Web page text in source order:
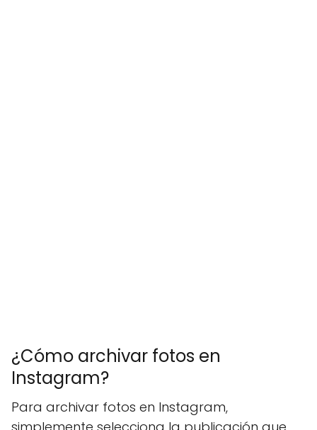
¿Cómo archivar fotos en
Instagram?
Para archivar fotos en Instagram,